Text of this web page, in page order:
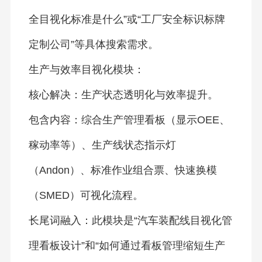
全目视化标准是什么”或“工厂安全标识标牌
定制公司”等具体搜索需求。
生产与效率目视化模块：
核心解决：生产状态透明化与效率提升。
包含内容：综合生产管理看板（显示OEE、
稼动率等）、生产线状态指示灯
（Andon）、标准作业组合票、快速换模
（SMED）可视化流程。
长尾词融入：此模块是“汽车装配线目视化管
理看板设计”和“如何通过看板管理缩短生产